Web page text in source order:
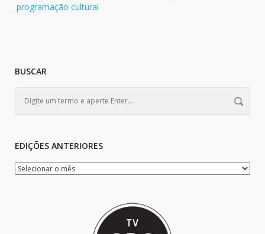
programação cultural
BUSCAR
EDIÇÕES ANTERIORES